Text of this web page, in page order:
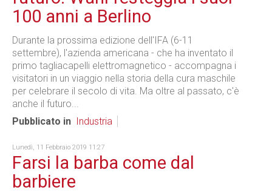
100 anni a Berlino
Durante la prossima edizione dell'IFA (6-11
settembre), l'azienda americana - che ha inventato il
primo tagliacapelli elettromagnetico - accompagna i
visitatori in un viaggio nella storia della cura maschile
per celebrare il secolo di vita. Ma oltre al passato, c'è
anche il futuro...
Pubblicato in
Industria
Lunedì, 11 Febbraio 2019 11:27
Farsi la barba come dal
barbiere